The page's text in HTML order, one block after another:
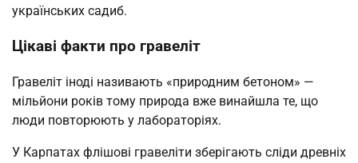
українських садиб.
Цікаві факти про гравеліт
Гравеліт іноді називають «природним бетоном» —
мільйони років тому природа вже винайшла те, що
люди повторюють у лабораторіях.
У Карпатах флішові гравеліти зберігають сліди древніх